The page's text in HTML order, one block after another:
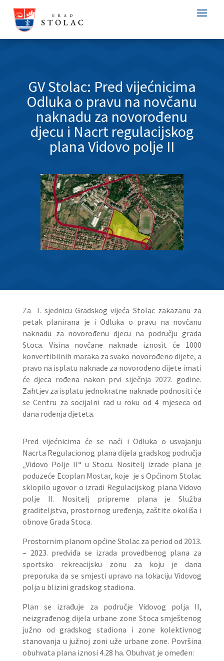
GV Stolac: Pred vijećnicima
Odluka o pravu na novčanu
naknadu za novorođenu
djecu i Nacrt regulacijskog
plana Vidovo polje II
Za I. sjednicu Gradskog vijeća Stolac zakazanu za
petak planirana je i Odluka o pravu na novčanu
naknadu za novorođenu djecu na području grada
Stoca. Visina novčane naknade iznosit će 1000
konvertibilnih maraka za svako novorođeno dijete, a
pravo na isplatu naknade za novorođeno dijete imati
će djeca rođena nakon prvi siječnja 2022. godine.
Zahtjev za isplatu jednokratne naknade podnositi će
se Centru za socijalni rad u roku od 4 mjeseca od
dana rođenja djeteta.
Pred vijećnicima će se naći iOdluka o usvajanju
Nacrta Regulacionog plana dijela gradskog područja
„Vidovo Polje II“ u Stocu. Nositelj izrade plana je
poduzeće Ecoplan Mostar, koje je s Općinom Stolac
sklopilo ugovor o izradi Regulacijskog plana Vidovo
polje II. Nositelj pripreme plana je Služba
graditeljstva, prostornog uređenja, zaštite okoliša i
obnove Grada Stoca.
Prostornim planom općine Stolac za period od 2013.
– 2023. predviđa se izrada provedbenog plana za
sportsko rekreacijsku zonu za koju je dana
preporuka da se smjesti upravo na lokaciju Vidovog
polja u blizini gradskog stadiona.
Plan se izrađuje za područje Vidovog polja II,
neizgrađenog dijela urbane zone Stoca smještenog
južno od gradskog stadiona i zone kolektivnog
stanovanja u južnoj zoni uže urbane zone. Površina
obuhvata plana iznosi 4.28 ha. Obuhvat je omeđen: